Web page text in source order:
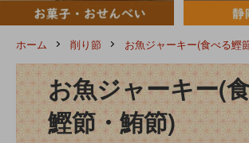
ホーム 削り節 お魚ジャーキー(食べる鰹
お魚ジャーキー(
鰹節・鮪節)